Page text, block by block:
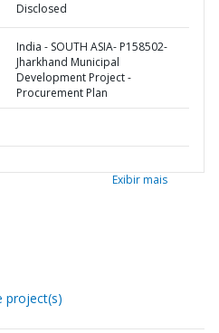
Disclosed
India - SOUTH ASIA- P158502-
Jharkhand Municipal
Development Project -
Procurement Plan
Exibir mais
project(s)